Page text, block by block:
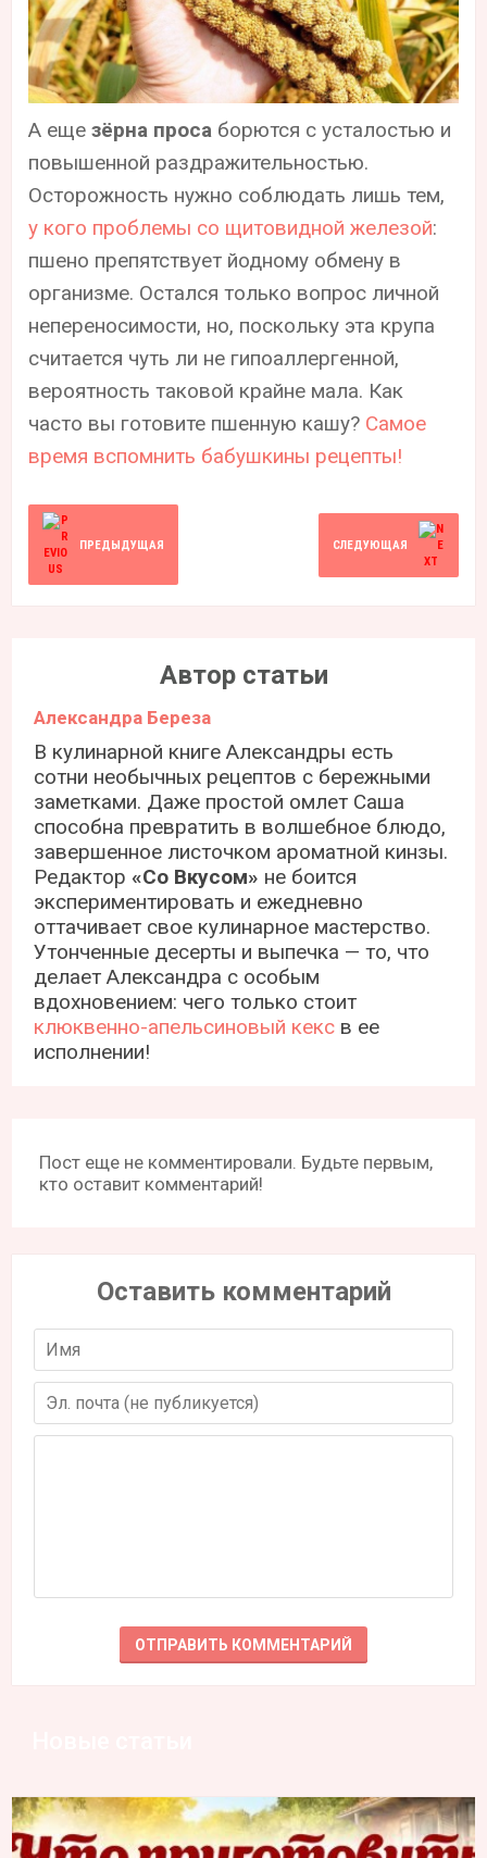
А ещезёрна проса борются с усталостью и
повышенной раздражительностью.
Осторожность нужно соблюдать лишь тем,
у кого проблемы со щитовидной железой:
пшено препятствует йодному обмену в
организме. Остался только вопрос личной
непереносимости, но, поскольку эта крупа
считается чуть ли не гипоаллергенной,
вероятность таковой крайне мала. Как
часто вы готовите пшенную кашу? Самое
время вспомнить бабушкины рецепты!
ПРЕДЫДУЩАЯ СЛЕДУЮЩАЯ
Автор статьи
Александра Береза
В кулинарной книге Александры есть
сотни необычных рецептов с бережными
заметками. Даже простой омлет Саша
способна превратить в волшебное блюдо,
завершенное листочком ароматной кинзы.
Редактор«Со Вкусом» не боится
экспериментировать и ежедневно
оттачивает свое кулинарное мастерство.
Утонченные десерты и выпечка — то, что
делает Александра с особым
вдохновением: чего только стоит
клюквенно-апельсиновый кекс в ее
исполнении!
Пост еще не комментировали. Будьте первым,
кто оставит комментарий!
Оставить комментарий